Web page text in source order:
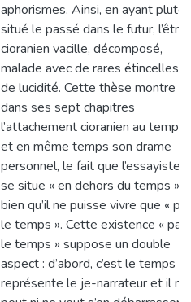
aphorismes. Ainsi, en ayant plutôt
situé le passé dans le futur, l’être
cioranien vacille, décomposé,
malade avec de rares étincelles
de lucidité. Cette thèse montre
dans ses sept chapitres
l’attachement cioranien au temps
et en même temps son drame
personnel, le fait que l’essayiste
se situe « en dehors du temps »,
bien qu’il ne puisse vivre que « par
le temps ». Cette existence « par
le temps » suppose un double
aspect : d’abord, c’est le temps
représente le je-narrateur et il ne